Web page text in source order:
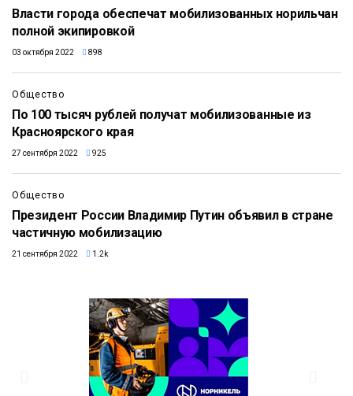
Власти города обеспечат мобилизованных норильчан
полной экипировкой
03 октября 2022 898
Общество
По 100 тысяч рублей получат мобилизованные из
Красноярского края
27 сентября 2022 925
Общество
Президент России Владимир Путин объявил в стране
частичную мобилизацию
21 сентября 2022 1.2k